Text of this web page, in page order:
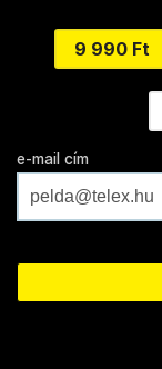
9 990 Ft
e-mail cím